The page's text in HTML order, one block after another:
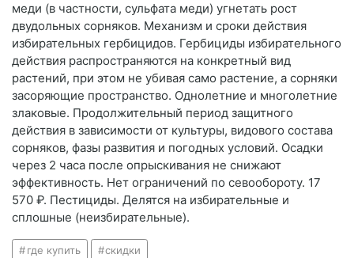
меди (в частности, сульфата меди) угнетать рост
двудольных сорняков. Механизм и сроки действия
избирательных гербицидов. Гербициды избирательного
действия распространяются на конкретный вид
растений, при этом не убивая само растение, а сорняки
засоряющие пространство. Однолетние и многолетние
злаковые. Продолжительный период защитного
действия в зависимости от культуры, видового состава
сорняков, фазы развития и погодных условий. Осадки
через 2 часа после опрыскивания не снижают
эффективность. Нет ограничений по севообороту. 17
570 ₽. Пестициды. Делятся на избирательные и
сплошные (неизбирательные).
где купить скидки